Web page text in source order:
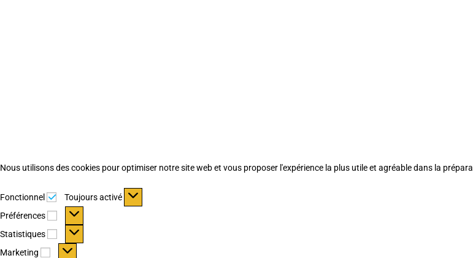
Nous utilisons des cookies pour optimiser notre site web et vous proposer l'expérience la plus utile et agréable dans la
Fonctionnel Fonctionnel
Toujours activé
Préférences
Préférences
Statistiques Statistiques
Marketing Marketing